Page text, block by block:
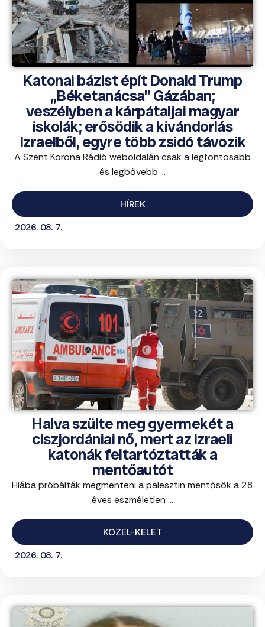
Katonai bázist épít Donald Trump
„Béketanácsa” Gázában;
veszélyben a kárpátaljai magyar
iskolák; erősödik a kivándorlás
Izraelből, egyre több zsidó távozik
A Szent Korona Rádió weboldalán csak a legfontosabb
és legbővebb ...
HÍREK
2026. 08. 7.
Halva szülte meg gyermekét a
ciszjordániai nő, mert az izraeli
katonák feltartóztatták a
mentőautót
Hiába próbálták megmenteni a palesztin mentősök a 28
éves eszméletlen ...
KÖZEL-KELET
2026. 08. 7.